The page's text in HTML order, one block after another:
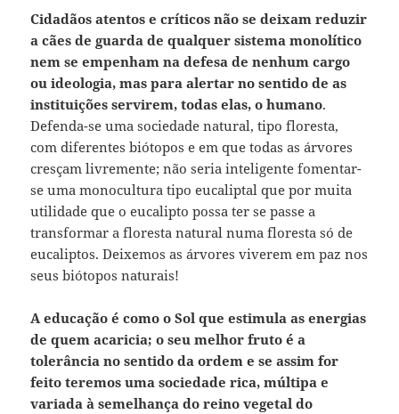
Cidadãos atentos e críticos não se deixam reduzir
a cães de guarda de qualquer sistema monolítico
nem se empenham na defesa de nenhum cargo
ou ideologia, mas para alertar no sentido de as
instituições servirem, todas elas, o humano.
Defenda-se uma sociedade natural, tipo floresta,
com diferentes biótopos e em que todas as árvores
cresçam livremente; não seria inteligente fomentar-
se uma monocultura tipo eucaliptal que por muita
utilidade que o eucalipto possa ter se passe a
transformar a floresta natural numa floresta só de
eucaliptos. Deixemos as árvores viverem em paz nos
seus biótopos naturais!
A educação é como o Sol que estimula as energias
de quem acaricia; o seu melhor fruto é a
tolerância no sentido da ordem e se assim for
feito teremos uma sociedade rica, múltipa e
variada à semelhança do reino vegetal do